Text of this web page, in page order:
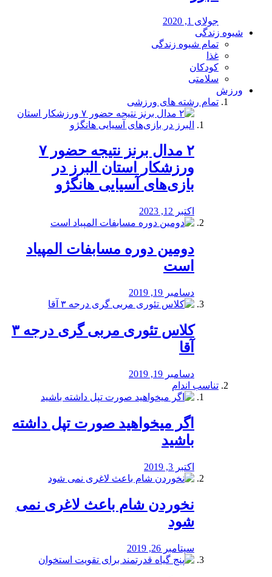
جولای 1, 2020
شیوه زندگی
تمام شیوه زندگی
غذا
کودکان
سلامتی
ورزش
تمام رشته های ورزشی
۲ مدال برنز نتیجه حضور ۷
ورزشکار استان البرز در
بازی‌های آسیایی هانگژو
اکتبر 12, 2023
دومین دوره مسابفات المپیاد
است
دسامبر 19, 2019
کلاس تئوری مربی گری درجه ۳
آقا
دسامبر 19, 2019
تناسب اندام
اگر میخواهید صورت تپل داشته
باشید
اکتبر 3, 2019
نخوردن شام باعث لاغری نمی
‌شود
سپتامبر 26, 2019